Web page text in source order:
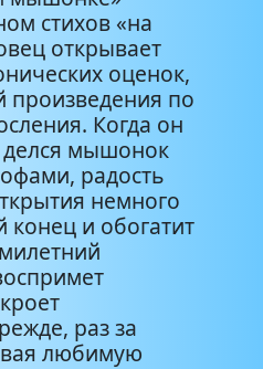
стихов «на
открывает
оценок,
произведения по
Когда он
делся мышонок
радость
немного
конец и обогатит
раз за
любимую